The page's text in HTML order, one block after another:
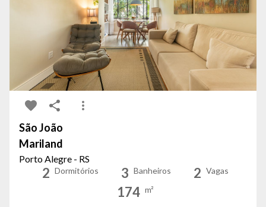
São João
Mariland
Porto Alegre - RS
2 Dormitórios 3 Banheiros 2 Vagas
174 m²